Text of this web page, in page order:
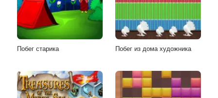
Побег старика Побег из дома художника